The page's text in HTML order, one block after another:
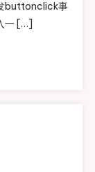
buttonclick事
一 […]